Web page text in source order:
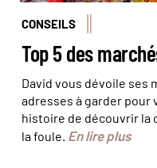
CONSEILS
Top 5 des
David vous dévoile ses
adresses à garder pour
histoire de découvrir la
la foule. En lire plus